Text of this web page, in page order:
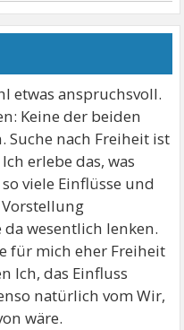
etwas anspruchsvoll.
Keine der beiden
nach Freiheit ist
erlebe das, was
viele Einflüsse und
wesentlich lenken.
für mich eher Freiheit
Ich, das Einfluss
natürlich vom Wir,
wäre.